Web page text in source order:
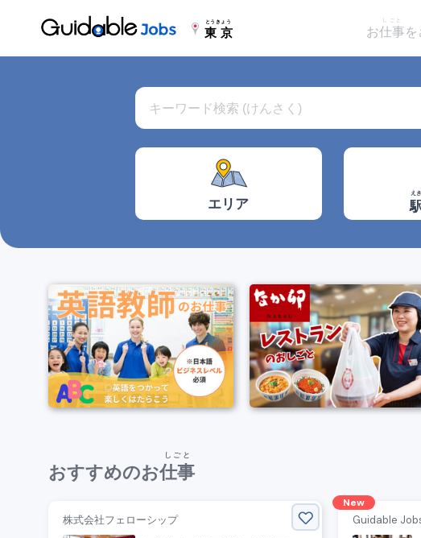
東京
とうきょう
お仕事
しごと
エリア
えき
おすすめのお仕事
しごと
株式会社フェローシップ
New
Guidable